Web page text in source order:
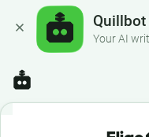
Quillbot
Your AI